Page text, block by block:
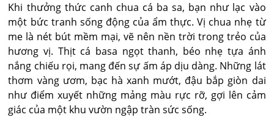
Khi thưởng thức canh chua cá ba sa, bạn như lạc vào
một bức tranh sống động của ẩm thực. Vị chua nhẹ từ
me là nét bút mềm mại, vẽ nên nền trời trong trẻo của
hương vị. Thịt cá basa ngọt thanh, béo nhẹ tựa ánh
nắng chiếu rọi, mang đến sự ấm áp dịu dàng. Những lát
thơm vàng ươm, bạc hà xanh mướt, đậu bắp giòn dai
như điểm xuyết những mảng màu rực rỡ, gợi lên cảm
giác của một khu vườn ngập tràn sức sống.